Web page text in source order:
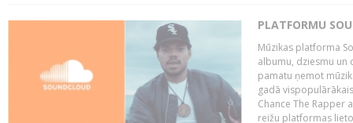
PLATFORMU
Mūzikas platforma
albumu, dziesmu un
pamatu ņemot
gadā
Chance The Rapper
reižu platformas